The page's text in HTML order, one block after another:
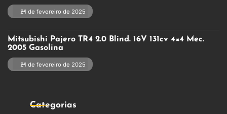
21 de fevereiro de 2025
Mitsubishi Pajero TR4 2.0 Blind. 16V 131cv 4×4 Mec.
2005 Gasolina
21 de fevereiro de 2025
Categorias